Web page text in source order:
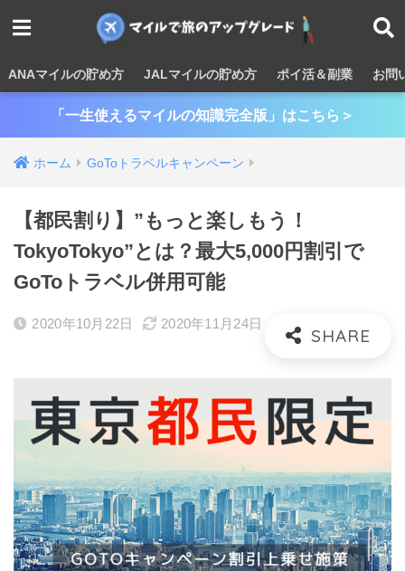
ANAマイルの貯め方 JALマイルの貯め方 ポイ活＆副業 お問
「一生使えるマイルの知識完全版」はこちら＞
ホーム GoToトラベルキャンペーン
【都民割り】”もっと楽しもう！
TokyoTokyo”とは？最大5,000円割引で
GoToトラベル併用可能
2020年10月22日 2020年11月24日